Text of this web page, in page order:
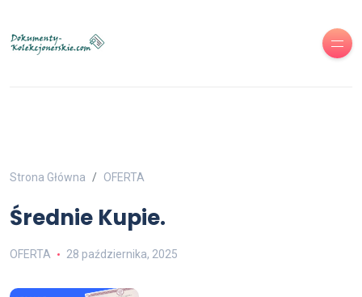
Strona Główna OFERTA
Średnie Kupie.
OFERTA 28 października, 2025